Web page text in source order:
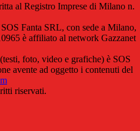
al Registro Imprese di Milano n.
Fanta SRL, con sede a Milano,
è affiliato al network Gazzanet
foto, video e grafiche) è SOS
avente ad oggetto i contenuti del
riservati.